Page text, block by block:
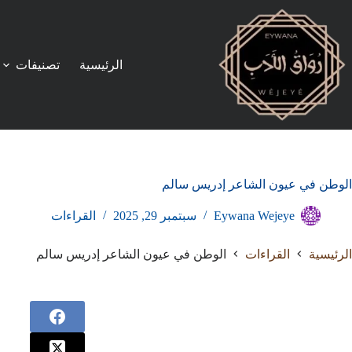
المحتوى
الرئيسية تصنيفات
الوطن في عيون الشاعر إدريس سالم
Eywana Wejeye سبتمبر 29, 2025 القراءات
الرئيسية القراءات الوطن في عيون الشاعر إدريس سالم